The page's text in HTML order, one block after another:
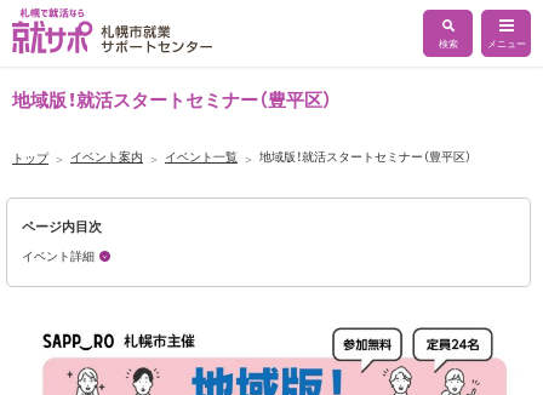
検索 メニュー
各種相談コーナー
民間事業者による支援
あいワークについて
新着求人お知らせメール
高齢者雇用について
高齢者雇用の優良事例紹介
地域版！就活スタートセミナー（豊平区）
トップ イベント案内 イベント一覧 地域版！就活スタートセミナー（豊平区）
ページ内目次
イベント詳細